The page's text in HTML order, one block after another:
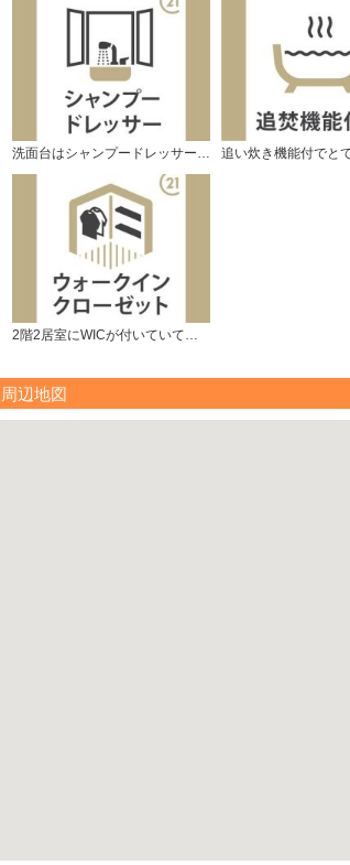
洗面台はシャンプードレッサー仕様です。
2階2居室にWICが付いていて便利です。
周辺地図